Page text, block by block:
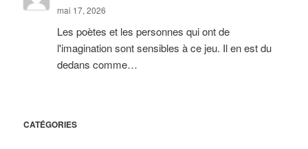
mai 17, 2026
Les poètes et les personnes qui ont de
l'imagination sont sensibles à ce jeu. Il en est du
dedans comme…
CATÉGORIES